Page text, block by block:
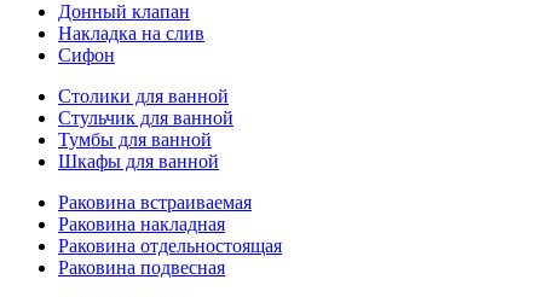
Донный клапан
Накладка на слив
Сифон
Столики для ванной
Стульчик для ванной
Тумбы для ванной
Шкафы для ванной
Раковина встраиваемая
Раковина накладная
Раковина отдельностоящая
Раковина подвесная